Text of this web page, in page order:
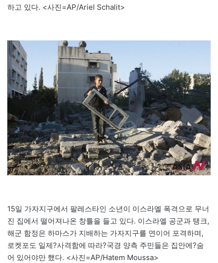
하고 있다. <사진=AP/Ariel Schalit>
15일 가자지구에서 팔레스타인 소년이 이스라엘 폭격으로 무너
진 집에서 떨어져나온 창틀을 들고 있다. 이스라엘 공군과 탱크,
해군 함정은 하마스가 지배하는 가자지구를 연이어 포격하며,
로켓포도 일제?사격함에 따라?국경 양측 주민들은 집안에?숨
어 있어야만 했다. <사진=AP/Hatem Moussa>